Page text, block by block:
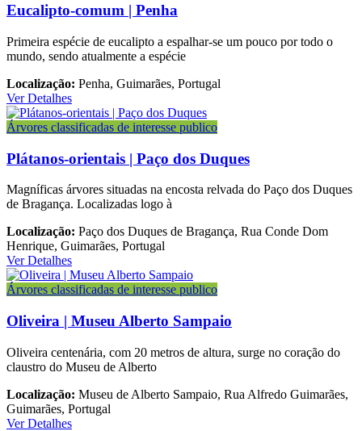
Eucalipto-comum | Penha
Primeira espécie de eucalipto a espalhar-se um pouco por todo o
mundo, sendo atualmente a espécie
Localização: Penha, Guimarães, Portugal
Ver Detalhes
Árvores classificadas de interesse publico
Plátanos-orientais | Paço dos Duques
Magníficas árvores situadas na encosta relvada do Paço dos Duques
de Bragança. Localizadas logo à
Localização: Paço dos Duques de Bragança, Rua Conde Dom
Henrique, Guimarães, Portugal
Ver Detalhes
Árvores classificadas de interesse publico
Oliveira | Museu Alberto Sampaio
Oliveira centenária, com 20 metros de altura, surge no coração do
claustro do Museu de Alberto
Localização: Museu de Alberto Sampaio, Rua Alfredo Guimarães,
Guimarães, Portugal
Ver Detalhes